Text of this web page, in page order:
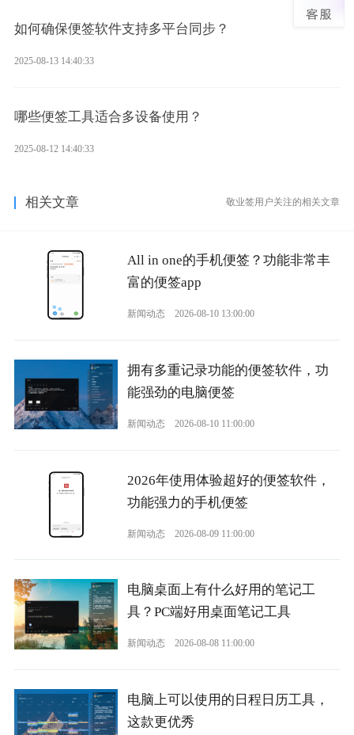
如何确保便签软件支持多平台同步？
2025-08-13 14:40:33
哪些便签工具适合多设备使用？
2025-08-12 14:40:33
相关文章 敬业签用户关注的相关文章
All in one的手机便签？功能非常丰
富的便签app
新闻动态 2026-08-10 13:00:00
拥有多重记录功能的便签软件，功
能强劲的电脑便签
新闻动态 2026-08-10 11:00:00
2026年使用体验超好的便签软件，
功能强力的手机便签
新闻动态 2026-08-09 11:00:00
电脑桌面上有什么好用的笔记工
具？PC端好用桌面笔记工具
新闻动态 2026-08-08 11:00:00
电脑上可以使用的日程日历工具，
这款更优秀